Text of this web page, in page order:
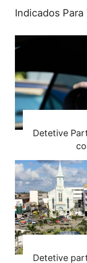
Indicados Para
Detetive
Detetive